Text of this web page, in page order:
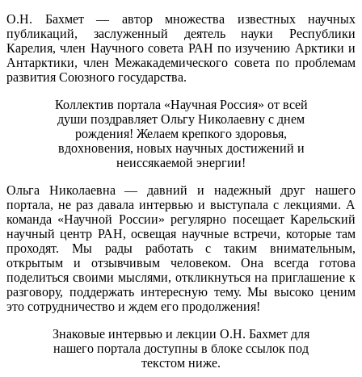
О.Н. Бахмет ― автор множества известных научных
публикаций, заслуженный деятель науки Республики
Карелия, член Научного совета РАН по изучению Арктики и
Антарктики, член Межакадемического совета по проблемам
развития Союзного государства.
Коллектив портала «Научная Россия» от всей
души поздравляет Ольгу Николаевну с днем
рождения! Желаем крепкого здоровья,
вдохновения, новых научных достижений и
неиссякаемой энергии!
Ольга Николаевна ― давний и надежный друг нашего
портала, не раз давала интервью и выступала с лекциями. А
команда «Научной России» регулярно посещает Карельский
научный центр РАН, освещая научные встречи, которые там
проходят. Мы рады работать с таким внимательным,
открытым и отзывчивым человеком. Она всегда готова
поделиться своими мыслями, откликнуться на приглашение к
разговору, поддержать интересную тему. Мы высоко ценим
это сотрудничество и ждем его продолжения!
Знаковые интервью и лекции О.Н. Бахмет для
нашего портала доступны в блоке ссылок под
текстом ниже.